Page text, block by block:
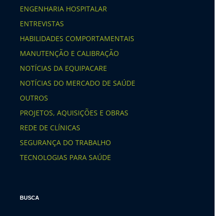
ENGENHARIA HOSPITALAR
ENTREVISTAS
HABILIDADES COMPORTAMENTAIS
MANUTENÇÃO E CALIBRAÇÃO
NOTÍCIAS DA EQUIPACARE
NOTÍCIAS DO MERCADO DE SAÚDE
OUTROS
PROJETOS, AQUISIÇÕES E OBRAS
REDE DE CLÍNICAS
SEGURANÇA DO TRABALHO
TECNOLOGIAS PARA SAÚDE
BUSCA